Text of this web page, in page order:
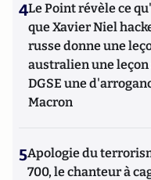
4Le Point révèle ce
que Xavier Niel
russe donne une
australien une
DGSE une
Macron
5Apologie du
700, le chanteur à